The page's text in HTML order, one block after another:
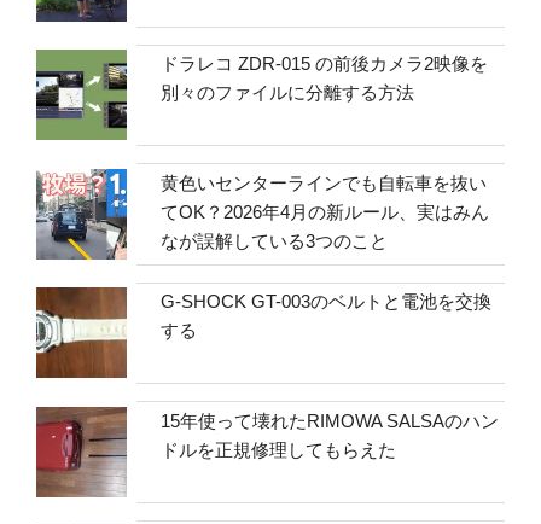
ドラレコ ZDR-015 の前後カメラ2映像を
別々のファイルに分離する方法
黄色いセンターラインでも自転車を抜い
てOK？2026年4月の新ルール、実はみん
なが誤解している3つのこと
G-SHOCK GT-003のベルトと電池を交換
する
15年使って壊れたRIMOWA SALSAのハン
ドルを正規修理してもらえた